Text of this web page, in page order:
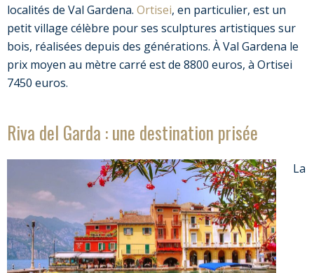
localités de Val Gardena. Ortisei, en particulier, est un
petit village célèbre pour ses sculptures artistiques sur
bois, réalisées depuis des générations. À Val Gardena le
prix moyen au mètre carré est de 8800 euros, à Ortisei
7450 euros.
Riva del Garda : une destination prisée
La